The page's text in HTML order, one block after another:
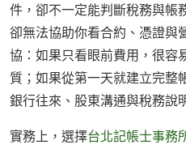
件，卻不一定能判斷稅務與帳
卻無法協助你看合約、憑證與
協：如果只看眼前費用，很容
質；如果從第一天就建立完整
銀行往來、股東溝通與稅務說
實務上，選擇台北記帳士事務